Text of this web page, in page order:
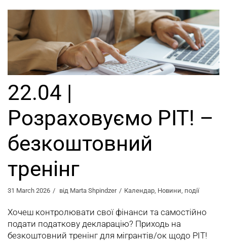
22.04 |
Розраховуємо PIT! –
безкоштовний
тренінг
31 March 2026 від Marta Shpindzer Календар Новини події
Хочеш контролювати свої фінанси та самостійно
подати податкову декларацію? Приходь на
безкоштовний тренінг для мігрантів/ок щодо PIT!